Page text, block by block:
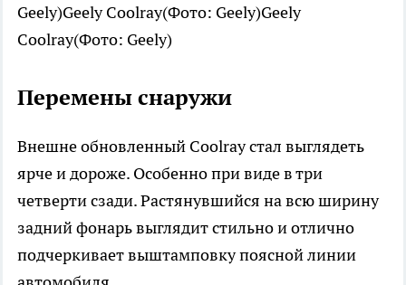
Geely)Geely Coolray(Фото: Geely)Geely
Coolray(Фото: Geely)
Перемены снаружи
Внешне обновленный Coolray стал выглядеть
ярче и дороже. Особенно при виде в три
четверти сзади. Растянувшийся на всю ширину
задний фонарь выглядит стильно и отлично
подчеркивает выштамповку поясной линии